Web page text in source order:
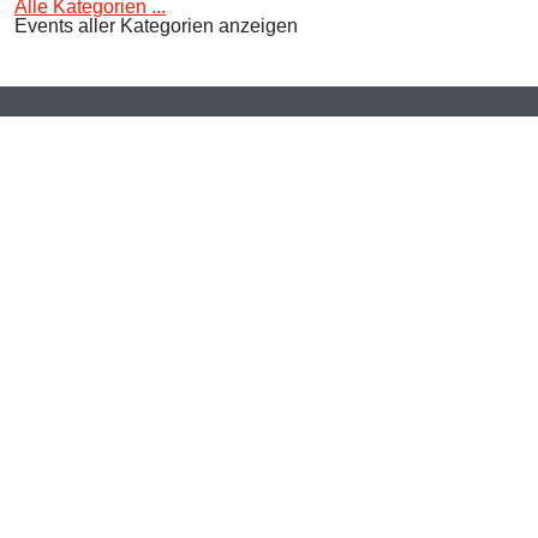
Alle Kategorien ...
Events aller Kategorien anzeigen